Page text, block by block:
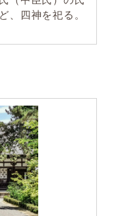
、四神を祀る。